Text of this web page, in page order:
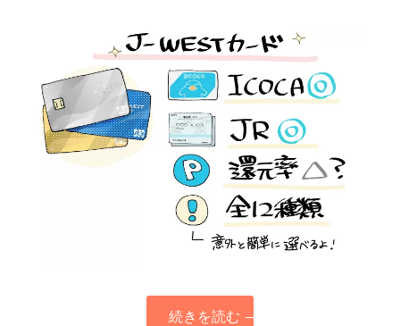
続きを読む →